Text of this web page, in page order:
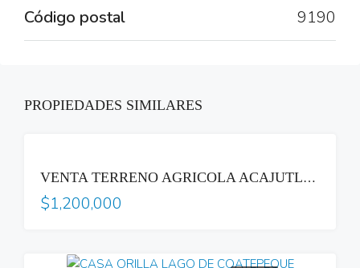
Código postal 9190
PROPIEDADES SIMILARES
VENTA TERRENO AGRICOLA ACAJUTLA SONSONATE CON HACIENDA GANADERA
$1,200,000